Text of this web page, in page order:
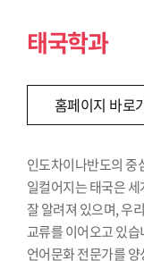
태국학과
홈페이지 바로
인도차이나반도의
일컬어지는 태국은
잘 알려져 있으며, 우
교류를 이어오고 있
언어문화 전문가를